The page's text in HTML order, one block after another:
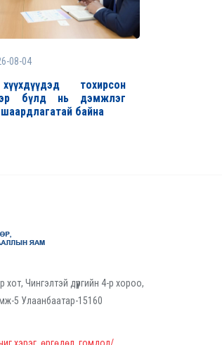
08-04
тохирсон
бүлд нь дэмжлэг
шаардлагатай байна
Чингэлтэй дүүргийн 4-р хороо,
5 Улаанбаатар-15160